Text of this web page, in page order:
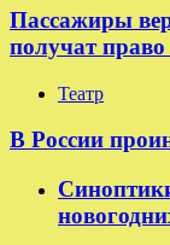
Пассажиры
получат
Театр
В России